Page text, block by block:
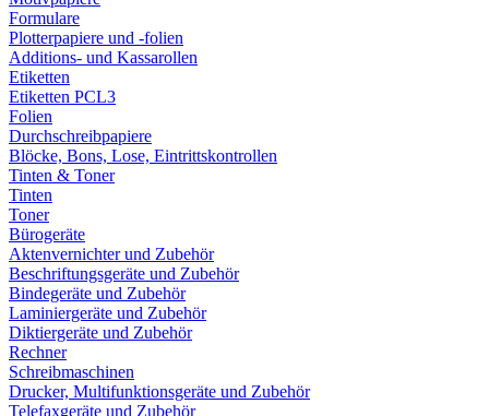
Formulare
Plotterpapiere und -folien
Additions- und Kassarollen
Etiketten
Etiketten PCL3
Folien
Durchschreibpapiere
Blöcke, Bons, Lose, Eintrittskontrollen
Tinten & Toner
Tinten
Toner
Bürogeräte
Aktenvernichter und Zubehör
Beschriftungsgeräte und Zubehör
Bindegeräte und Zubehör
Laminiergeräte und Zubehör
Diktiergeräte und Zubehör
Rechner
Schreibmaschinen
Drucker, Multifunktionsgeräte und Zubehör
Telefaxgeräte und Zubehör